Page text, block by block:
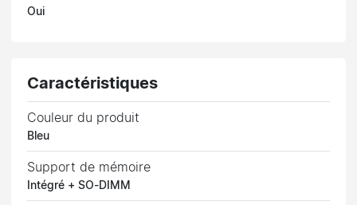
Oui
Caractéristiques
Couleur du produit
Bleu
Support de mémoire
Intégré + SO-DIMM